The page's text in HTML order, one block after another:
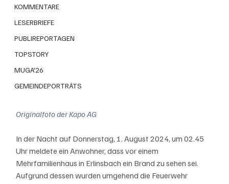
KOMMENTARE
LESERBRIEFE
PUBLIREPORTAGEN
TOPSTORY
MUGA'26
GEMEINDEPORTRÄTS
Originalfoto der Kapo AG
In der Nacht auf Donnerstag, 1. August 2024, um 02.45
Uhr meldete ein Anwohner, dass vor einem
Mehrfamilienhaus in Erlinsbach ein Brand zu sehen sei.
Aufgrund dessen wurden umgehend die Feuerwehr